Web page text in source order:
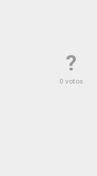
?
0 votos